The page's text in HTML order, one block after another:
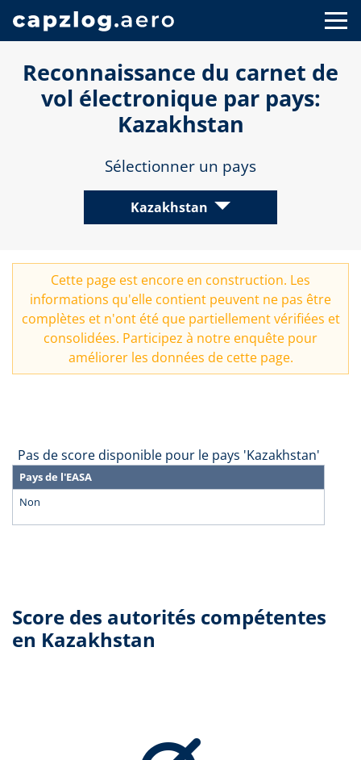
Reconnaissance du carnet de
vol électronique par pays:
Kazakhstan
Sélectionner un pays
Kazakhstan
Cette page est encore en construction. Les
informations qu'elle contient peuvent ne pas être
complètes et n'ont été que partiellement vérifiées et
consolidées. Participez à notre enquête pour
améliorer les données de cette page.
Pas de score disponible pour le pays 'Kazakhstan'
Pays de l'EASA
Non
Score des autorités compétentes
en Kazakhstan